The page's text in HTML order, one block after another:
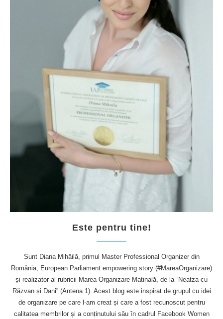
Este pentru tine!
Sunt Diana Mihăilă, primul Master Professional Organizer din
România, European Parliament empowering story (#MareaOrganizare)
și realizator al rubricii Marea Organizare Matinală, de la ”Neatza cu
Răzvan și Dani” (Antena 1). Acest blog este inspirat de grupul cu idei
de organizare pe care l-am creat și care a fost recunoscut pentru
calitatea membrilor și a conținutului său în cadrul Facebook Women